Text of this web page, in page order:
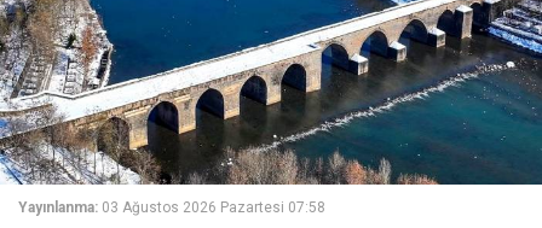
Yayınlanma: 03 Ağustos 2026 Pazartesi 07:58